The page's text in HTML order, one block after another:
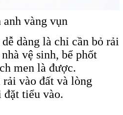
vàng vụn
dàng là chỉ cần bỏ rải
vệ sinh, bể phốt
men là được.
vào đất và lòng
tiểu vào.